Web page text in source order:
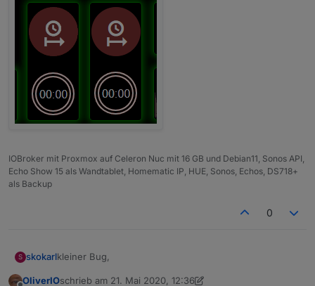
IOBroker mit Proxmox auf Celeron Nuc mit 16 GB und Debian11, Sonos API,
Echo Show 15 als Wandtablet, Homematic IP, HUE, Sonos, Echos, DS718+
als Backup
0
S skokarlkleiner Bug,
Beim Start wird eine Sek aufaddiert, und vermutlich
OliverIOschrieb am 21. Mai 2020, 12:36